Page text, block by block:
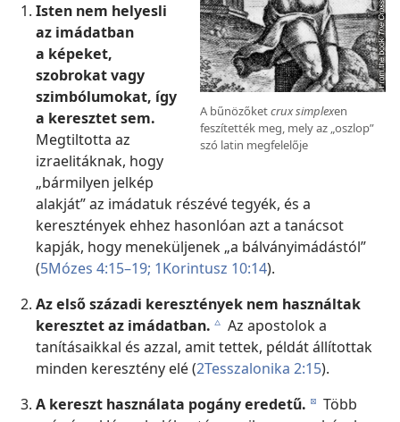
A bűnözőketcrux simplexen
feszítették meg, mely az „oszlop”
szó latin megfelelője
Isten nem helyesli
az imádatban
a képeket,
szobrokat vagy
szimbólumokat, így
a keresztet sem.
Megtiltotta az
izraelitáknak, hogy
„bármilyen jelkép
alakját” az imádatuk részévé tegyék, és a
keresztények ehhez hasonlóan azt a tanácsot
kapják, hogy meneküljenek „a bálványimádástól”
(5Mózes 4:15–19; 1Korintusz 10:14).
Az első századi keresztények nem használtak
keresztet az imádatban. c Az apostolok a
tanításaikkal és azzal, amit tettek, példát állítottak
minden keresztény elé (2Tesszalonika 2:15).
A kereszt használata pogány eredetű. d Több